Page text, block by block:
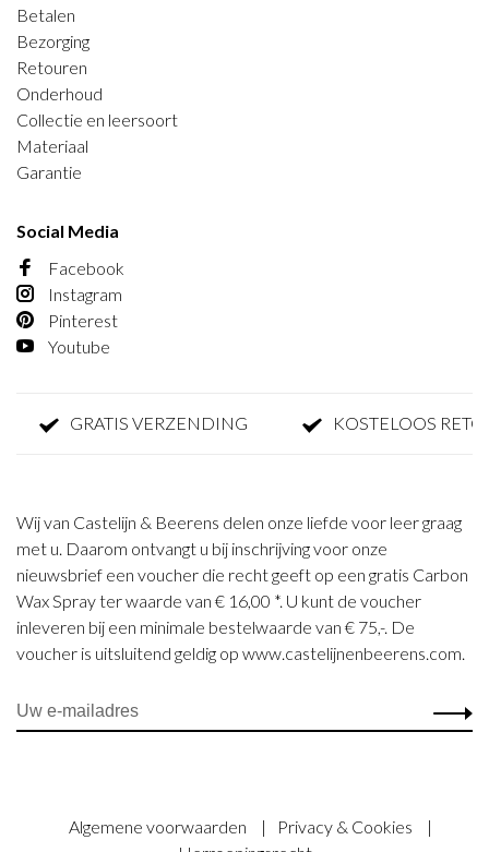
Betalen
Bezorging
Retouren
Onderhoud
Collectie en leersoort
Materiaal
Garantie
Social Media
Facebook
Instagram
Pinterest
Youtube
GRATIS VERZENDING KOSTELOOS
Wij van Castelijn & Beerens delen onze liefde voor leer graag
met u. Daarom ontvangt u bij inschrijving voor onze
nieuwsbrief een voucher die recht geeft op een gratis Carbon
Wax Spray ter waarde van € 16,00 *. U kunt de voucher
inleveren bij een minimale bestelwaarde van € 75,-. De
voucher is uitsluitend geldig op www.castelijnenbeerens.com.
Algemene voorwaarden | Privacy & Cookies
|